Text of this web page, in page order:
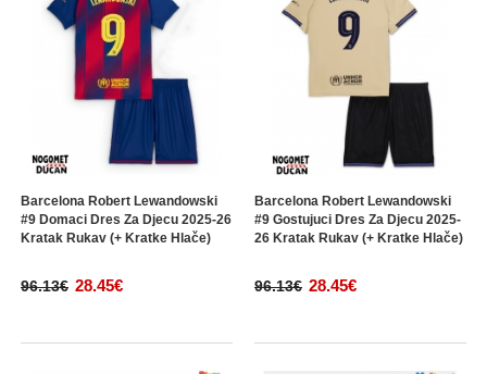
Barcelona Robert Lewandowski
#9 Domaci Dres Za Djecu 2025-26
Kratak Rukav (+ Kratke Hlače)
96.13€ 28.45€
Barcelona Robert Lewandowski
#9 Gostujuci Dres Za Djecu 2025-
26 Kratak Rukav (+ Kratke Hlače)
96.13€ 28.45€